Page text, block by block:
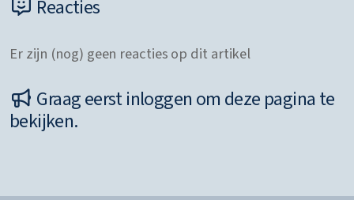
Reacties
Er zijn (nog) geen reacties op dit artikel
Graag eerst inloggen om deze pagina te
bekijken.